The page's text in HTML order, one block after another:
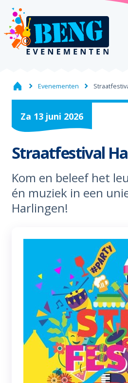
Evenementen
Za 13 juni 2026
Straatfestival
Kom en beleef het
én muziek in een
Harlingen!